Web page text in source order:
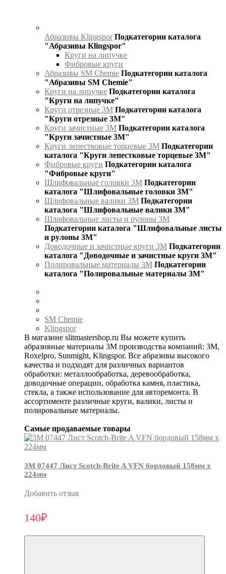
Абразивы Klingspor Подкатегории каталога
"Абразивы Klingspor"
Круги на липучке
Фибровые круги
Абразивы SM Chemie Подкатегории каталога
"Абразивы SM Chemie"
Круги на липучке Подкатегории каталога
"Круги на липучке"
Круги отрезные 3М Подкатегории каталога
"Круги отрезные 3М"
Круги зачистные 3М Подкатегории каталога
"Круги зачистные 3М"
Круги лепестковые торцевые 3М Подкатегории
каталога "Круги лепестковые торцевые 3М"
Фибровые круги Подкатегории каталога
"Фибровые круги"
Шлифовальные головки 3М Подкатегории
каталога "Шлифовальные головки 3М"
Шлифовальные валики 3М Подкатегории
каталога "Шлифовальные валики 3М"
Шлифовальные листы и рулоны 3М
Подкатегории каталога "Шлифовальные листы
и рулоны 3М"
Доводочные и зачистные круги 3М Подкатегории
каталога "Доводочные и зачистные круги 3М"
Полировальные материалы 3М Подкатегории
каталога "Полировальные материалы 3М"
SM Chemie
Klingspor
В магазине slitmastershop.ru Вы можете купить
абразивные материалы 3М производства компаний: 3М,
Roxelpro, Sunmight, Klingspor. Все абразивы высокого
качества и подходят для различных вариантов
обработки: металлообработка, деревообработка,
доводочные операции, обработка камня, пластика,
стекла, а также использование для авторемонта. В
ассортименте различные круги, валики, листы и
полировальные материалы.
Самые продаваемые товары
3М 07447 Лист Scotch-Brite A VFN бордовый 158мм х
224мм
Добавить отзыв
140₽